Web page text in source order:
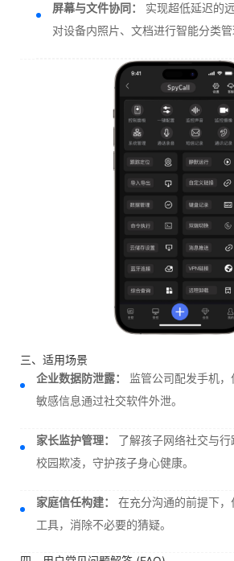
屏幕与文件协同：
实现超低延迟的
对设备内照片、文档进行智能分类管
三、适用场景
企业数据防泄露：
监管公司配发手机
敏感信息通过社交软件外泄。
家长监护管理：
了解孩子网络社交与行
校园欺凌，守护孩子身心健康。
家庭信任构建：
在充分沟通的前提下
工具，消除不必要的猜疑。